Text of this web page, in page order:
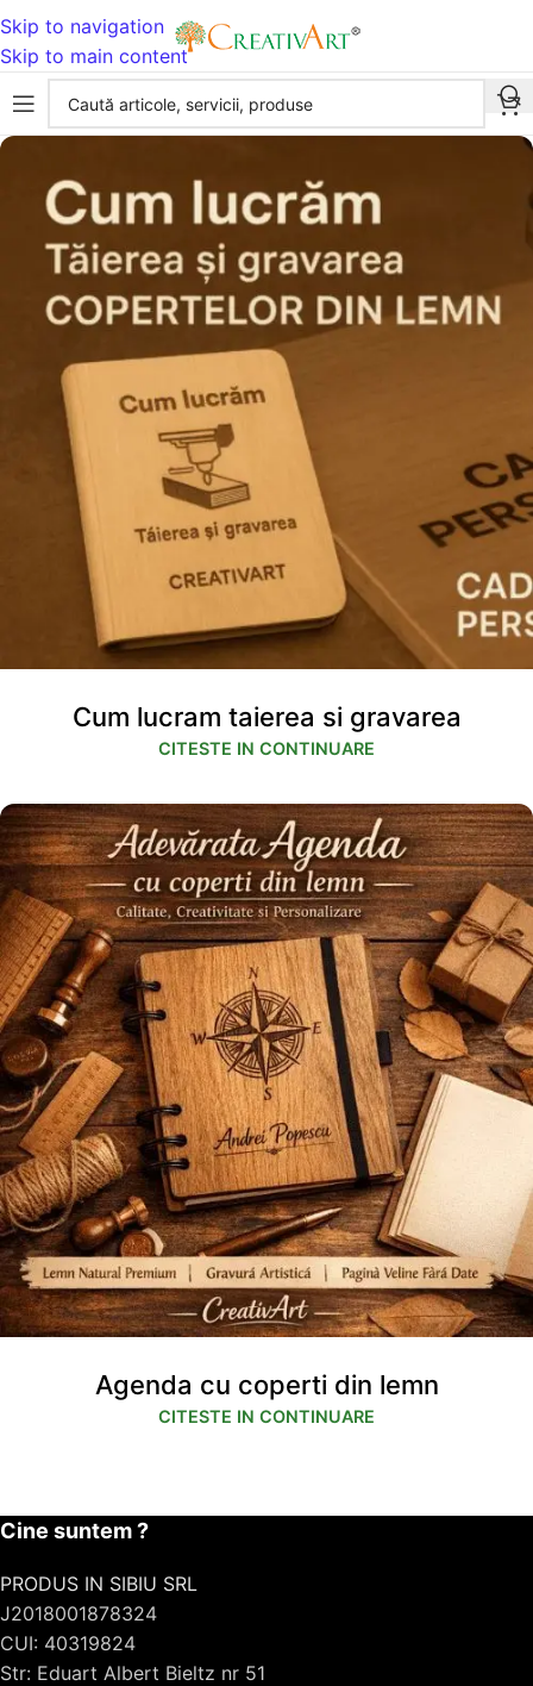
Skip to navigation
Skip to main content
Cum lucram taierea si gravarea
CITESTE IN CONTINUARE
Agenda cu coperti din lemn
CITESTE IN CONTINUARE
Cine suntem ?
PRODUS IN SIBIU SRL
J2018001878324
CUI: 40319824
Str: Eduart Albert Bieltz nr 51